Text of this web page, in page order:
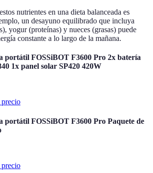
nutrientes en una dieta balanceada es
un desayuno equilibrado que incluya
yogur (proteínas) y nueces (grasas) puede
constante a lo largo de la mañana.
portátil FOSSiBOT F3600 Pro 2x batería
1x panel solar SP420 420W
portátil FOSSiBOT F3600 Pro Paquete de